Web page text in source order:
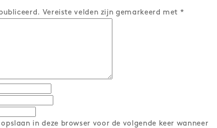
Vereiste velden zijn gemarkeerd met *
in deze browser voor de volgende keer wanneer